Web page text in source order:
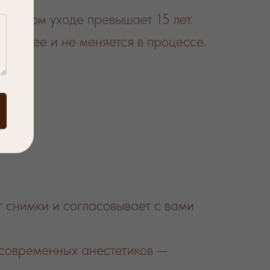
уходе превышает 15 лет.
и не меняется в процессе.
и согласовывает с вами
анестетиков —